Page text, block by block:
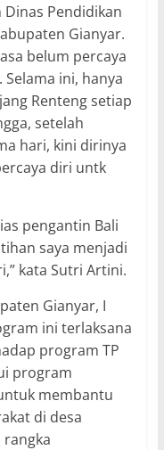
Pendidikan
Gianyar.
belum percaya
ini, hanya
Renteng setiap
setelah
hari, kini dirinya
diri untk
pengantin Bali
saya menjadi
kata Sutri Artini.
Gianyar, I
ini terlaksana
program TP
program
membantu
di desa